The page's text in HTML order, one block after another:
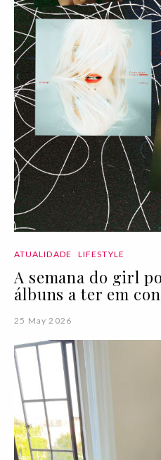
ATUALIDADE LIFESTYLE
A semana do girl
álbuns a ter em
25 May 2026